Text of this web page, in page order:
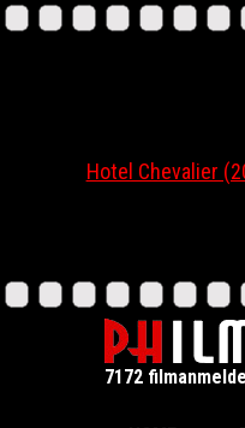
Hotel Chevalier
7172